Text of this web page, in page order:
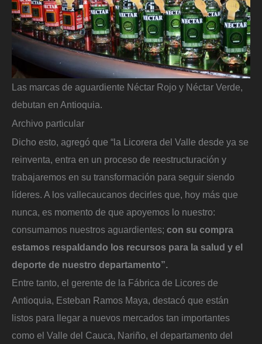
Las marcas de aguardiente Néctar Rojo y Néctar Verde,
debutan en Antioquia.
Archivo particular
Dicho esto, agregó que “la Licorera del Valle desde ya se
reinventa, entra en un proceso de reestructuración y
trabajaremos en su transformación para seguir siendo
líderes. A los vallecaucanos decirles que, hoy más que
nunca, es momento de que apoyemos lo nuestro:
consumamos nuestros aguardientes; con su compra
estamos respaldando los recursos para la salud y el
deporte de nuestro departamento”.
Entre tanto, el gerente de la Fábrica de Licores de
Antioquia, Esteban Ramos Maya, destacó que están
listos para llegar a nuevos mercados tan importantes
como el Valle del Cauca, Nariño, el departamento del